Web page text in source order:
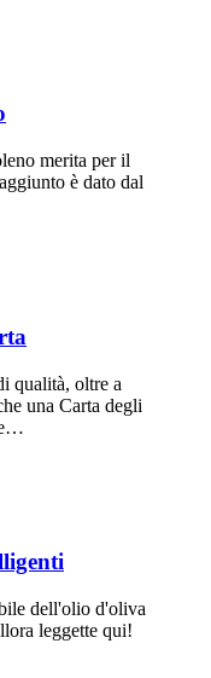
merita per il
è dato dal
qualità, oltre a
una Carta degli
dell'olio d'oliva
leggette qui!